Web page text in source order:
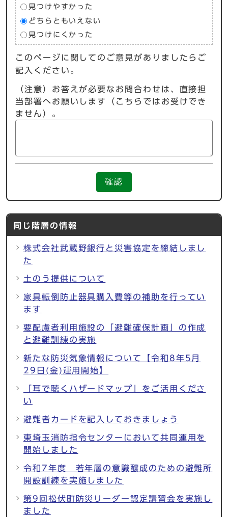
見つけやすかった
どちらともいえない
見つけにくかった
このページに関してのご意見がありましたらご
記入ください。
（注意）お答えが必要なお問合わせは、直接担
当部署へお願いします（こちらではお受けでき
ません）。
確認
同じ階層の情報
株式会社武蔵野銀行と災害協定を締結しまし
た
土のう提供について
家具転倒防止器具購入費等の補助を行ってい
ます
要配慮者利用施設の「避難確保計画」の作成
と避難訓練の実施
新たな防災気象情報について【令和8年5月
29日(金)運用開始】
「耳で聴くハザードマップ」をご活用くださ
い
避難者カードを記入しておきましょう
東埼玉消防指令センターにおいて共同運用を
開始しました
令和7年度 若年層の意識醸成のための避難所
開設訓練を実施しました
第9回松伏町防災リーダー認定講習会を実施し
ました